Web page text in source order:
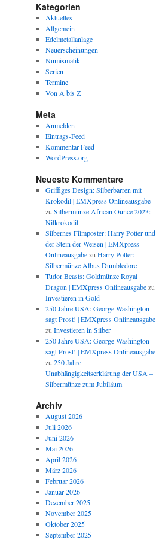
Kategorien
Aktuelles
Allgemein
Edelmetallanlage
Neuerscheinungen
Numismatik
Serien
Termine
Von A bis Z
Meta
Anmelden
Eintrags-Feed
Kommentar-Feed
WordPress.org
Neueste Kommentare
Griffiges Design: Silberbarren mit
Krokodil | EMXpress Onlineausgabe
zu Silbermünze African Ounce 2023:
Nilkrokodil
Silbernes Filmposter: Harry Potter und
der Stein der Weisen | EMXpress
Onlineausgabezu Harry Potter:
Silbermünze Albus Dumbledore
Tudor Beasts: Goldmünze Royal
Dragon | EMXpress Onlineausgabezu
Investieren in Gold
250 Jahre USA: George Washington
sagt Prost! | EMXpress Onlineausgabe
zu Investieren in Silber
250 Jahre USA: George Washington
sagt Prost! | EMXpress Onlineausgabe
zu 250 Jahre
Unabhängigkeitserklärung der USA –
Silbermünze zum Jubiläum
Archiv
August 2026
Juli 2026
Juni 2026
Mai 2026
April 2026
März 2026
Februar 2026
Januar 2026
Dezember 2025
November 2025
Oktober 2025
September 2025